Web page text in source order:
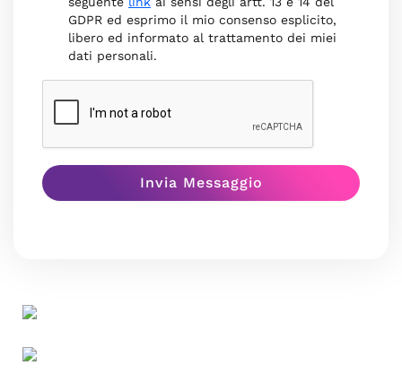
GDPR ed esprimo il mio consenso esplicito,
libero ed informato al trattamento dei miei
dati personali.